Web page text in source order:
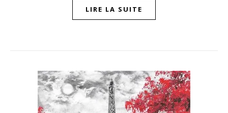
LIRE LA SUITE